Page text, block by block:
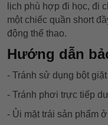
lịch phù hợp đi học, đi
một chiếc quần short
động thể thao.
Hướng dẫn
- Tránh sử dụng bột
- Tránh phơi trực tiếp
- Ủi mặt trái sản phẩm